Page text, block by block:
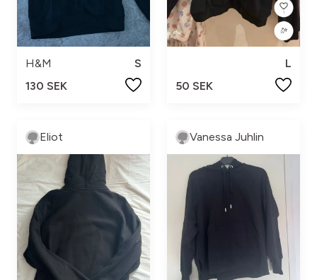
H&M
S
130 SEK
L
50 SEK
Eliot Vanessa Juhlin